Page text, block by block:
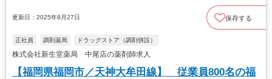
更新日：2025年8月27日 保存する
正社員 調剤薬局 ドラッグストア（調剤併設）
株式会社新生堂薬局 中尾店の薬剤師求人
【福岡県福岡市／天神大牟田線】 従業員800名の福